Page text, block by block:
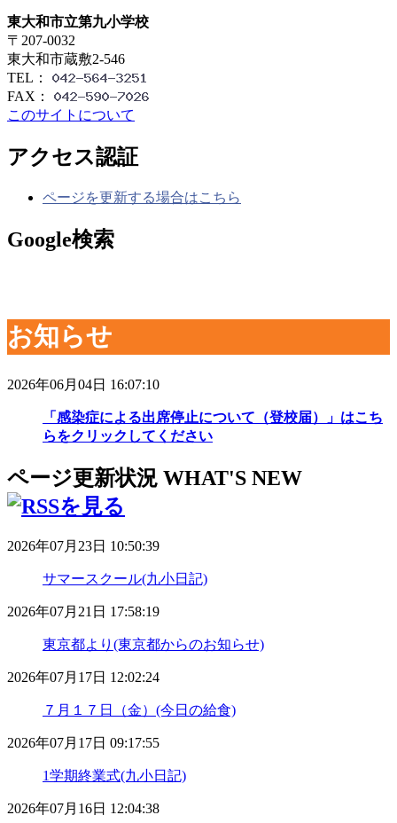
東大和市立第九小学校
〒207-0032
東大和市蔵敷2-546
TEL：
FAX：
このサイトについて
アクセス認証
ページを更新する場合はこちら
Google検索
お知らせ
2026年06月04日 16:07:10
「感染症による出席停止について（登校届）」はこち
らをクリックしてください
ページ更新状況 WHAT'S NEW
2026年07月23日 10:50:39
サマースクール(九小日記)
2026年07月21日 17:58:19
東京都より(東京都からのお知らせ)
2026年07月17日 12:02:24
７月１７日（金）(今日の給食)
2026年07月17日 09:17:55
1学期終業式(九小日記)
2026年07月16日 12:04:38